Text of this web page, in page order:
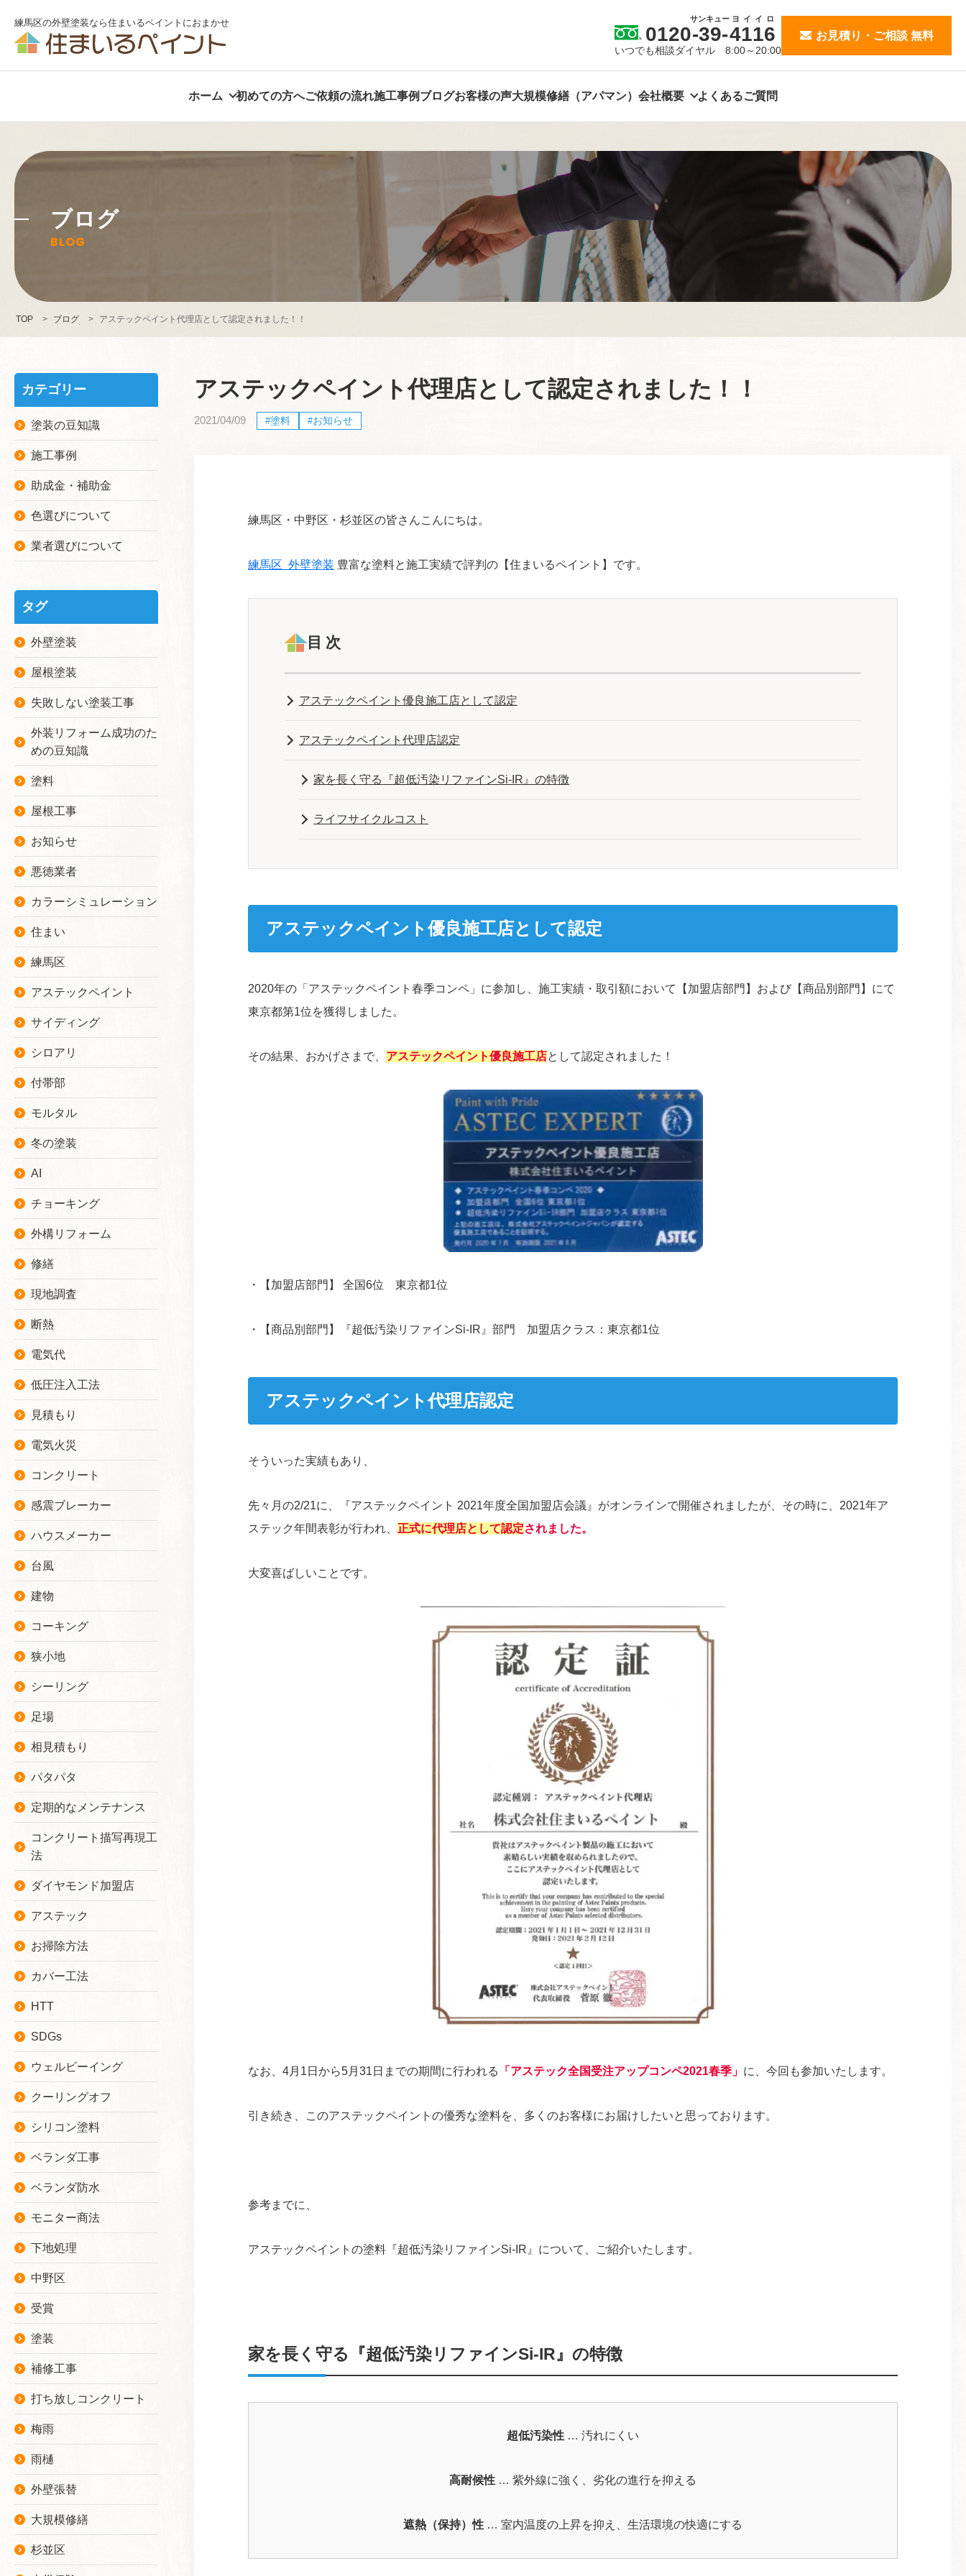
練馬区の外壁塗装なら住まいるペイントにおまかせ
0120-39-
サンキュー
4116
ヨイイロ
いつでも相談ダイヤル 8:00～20:00
お見積り・ご相談 無料
ホーム 初めての方へご依頼の流れ施工事例 ブログお客様の声大規模修繕（アパマン） 会社概要 よくあるご質問
ブログ
BLOG
TOP > ブログ > アステックペイント代理店として認定されました！！
アステックペイント代理店として認定されました！！
2021/04/09 塗料 お知らせ
練馬区・中野区・杉並区の皆さんこんにちは。
練馬区 外壁塗装 豊富な塗料と施工実績で評判の【住まいるペイント】です。
目次
アステックペイント優良施工店として認定
アステックペイント代理店認定
家を長く守る『超低汚染リファインSi-IR』の特徴
ライフサイクルコスト
アステックペイント優良施工店として認定
2020年の「アステックペイント春季コンペ」に参加し、施工実績・取引額において【加盟店部門】および【商品別部門】にて
東京都第1位を獲得しました。
その結果、おかげさまで、 アステックペイント優良施工店として認定されました！
・【加盟店部門】 全国6位 東京都1位
・【商品別部門】『超低汚染リファインSi-IR』部門 加盟店クラス：東京都1位
アステックペイント代理店認定
そういった実績もあり、
先々月の2/21に、『アステックペイント 2021年度全国加盟店会議』がオンラインで開催されましたが、その時に、2021年ア
ステック年間表彰が行われ、 正式に代理店として認定されました。
大変喜ばしいことです。
なお、4月1日から5月31日までの期間に行われる 「アステック全国受注アップコンペ2021春季」 に、今回も参加いたします。
引き続き、このアステックペイントの優秀な塗料を、多くのお客様にお届けしたいと思っております。
参考までに、
アステックペイントの塗料『超低汚染リファインSi-IR』について、ご紹介いたします。
家を長く守る『超低汚染リファインSi-IR』の特徴
超低汚染性 … 汚れにくい
高耐候性 … 紫外線に強く、劣化の進行を抑える
遮熱（保持）性 … 室内温度の上昇を抑え、生活環境の快適にする
カテゴリー
塗装の豆知識
施工事例
助成金・補助金
色選びについて
業者選びについて
タグ
外壁塗装
屋根塗装
失敗しない塗装工事
外装リフォーム成功のた
めの豆知識
塗料
屋根工事
お知らせ
悪徳業者
カラーシミュレーション
住まい
練馬区
アステックペイント
サイディング
シロアリ
付帯部
モルタル
冬の塗装
AI
チョーキング
外構リフォーム
修繕
現地調査
断熱
電気代
低圧注入工法
見積もり
電気火災
コンクリート
感震ブレーカー
ハウスメーカー
台風
建物
コーキング
狭小地
シーリング
足場
相見積もり
パタパタ
定期的なメンテナンス
コンクリート描写再現工
法
ダイヤモンド加盟店
アステック
お掃除方法
カバー工法
HTT
SDGs
ウェルビーイング
クーリングオフ
シリコン塗料
ベランダ工事
ベランダ防水
モニター商法
下地処理
中野区
受賞
塗装
補修工事
打ち放しコンクリート
梅雨
雨樋
外壁張替
大規模修繕
杉並区